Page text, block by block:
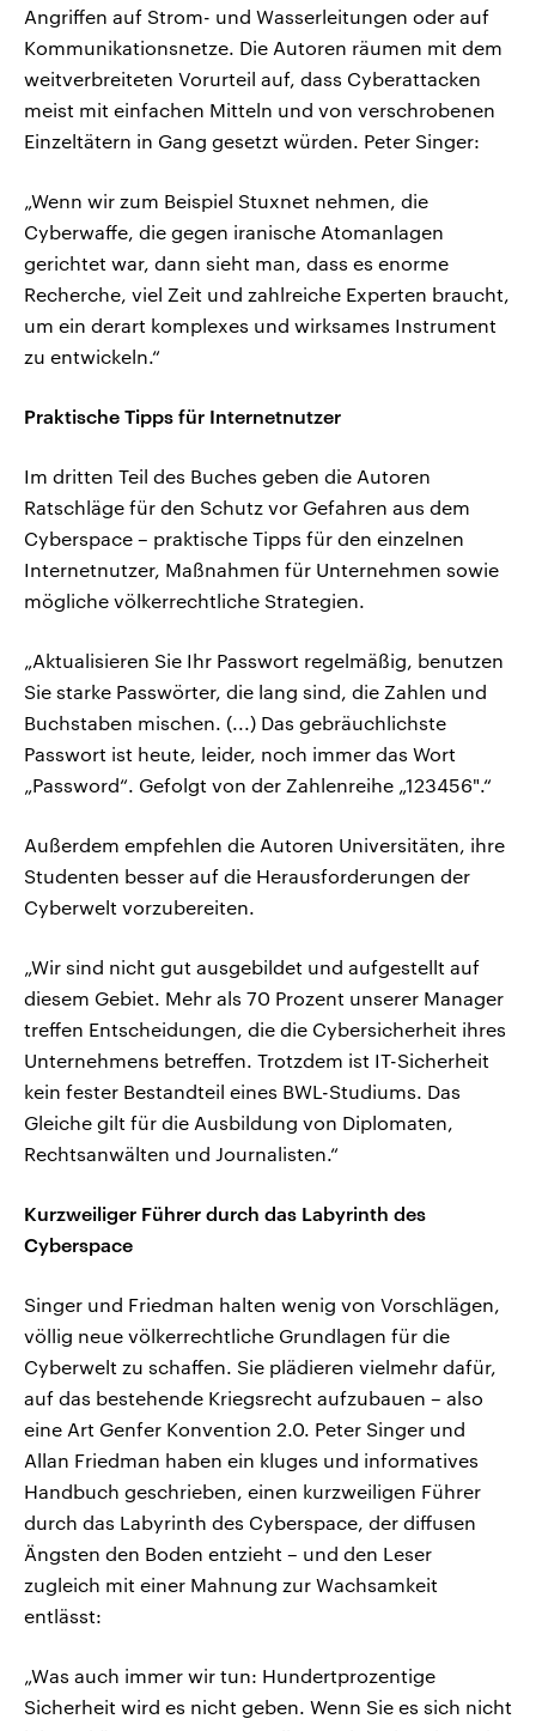
Angriffen auf Strom- und Wasserleitungen oder auf
Kommunikationsnetze. Die Autoren räumen mit dem
weitverbreiteten Vorurteil auf, dass Cyberattacken
meist mit einfachen Mitteln und von verschrobenen
Einzeltätern in Gang gesetzt würden. Peter Singer:
„Wenn wir zum Beispiel Stuxnet nehmen, die
Cyberwaffe, die gegen iranische Atomanlagen
gerichtet war, dann sieht man, dass es enorme
Recherche, viel Zeit und zahlreiche Experten braucht,
um ein derart komplexes und wirksames Instrument
zu entwickeln.“
Praktische Tipps für Internetnutzer
Im dritten Teil des Buches geben die Autoren
Ratschläge für den Schutz vor Gefahren aus dem
Cyberspace – praktische Tipps für den einzelnen
Internetnutzer, Maßnahmen für Unternehmen sowie
mögliche völkerrechtliche Strategien.
„Aktualisieren Sie Ihr Passwort regelmäßig, benutzen
Sie starke Passwörter, die lang sind, die Zahlen und
Buchstaben mischen. (...) Das gebräuchlichste
Passwort ist heute, leider, noch immer das Wort
„Password“. Gefolgt von der Zahlenreihe „123456".“
Außerdem empfehlen die Autoren Universitäten, ihre
Studenten besser auf die Herausforderungen der
Cyberwelt vorzubereiten.
„Wir sind nicht gut ausgebildet und aufgestellt auf
diesem Gebiet. Mehr als 70 Prozent unserer Manager
treffen Entscheidungen, die die Cybersicherheit ihres
Unternehmens betreffen. Trotzdem ist IT-Sicherheit
kein fester Bestandteil eines BWL-Studiums. Das
Gleiche gilt für die Ausbildung von Diplomaten,
Rechtsanwälten und Journalisten.“
Kurzweiliger Führer durch das Labyrinth des
Cyberspace
Singer und Friedman halten wenig von Vorschlägen,
völlig neue völkerrechtliche Grundlagen für die
Cyberwelt zu schaffen. Sie plädieren vielmehr dafür,
auf das bestehende Kriegsrecht aufzubauen – also
eine Art Genfer Konvention 2.0. Peter Singer und
Allan Friedman haben ein kluges und informatives
Handbuch geschrieben, einen kurzweiligen Führer
durch das Labyrinth des Cyberspace, der diffusen
Ängsten den Boden entzieht – und den Leser
zugleich mit einer Mahnung zur Wachsamkeit
entlässt:
„Was auch immer wir tun: Hundertprozentige
Sicherheit wird es nicht geben. Wenn Sie es sich nicht